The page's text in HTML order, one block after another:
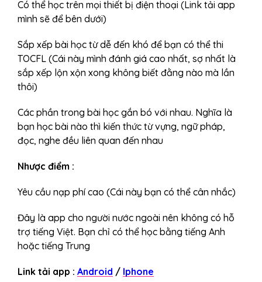
Có thể học trên mọi thiết bị điện thoại (Link tải app
mình sẽ để bên dưới)
Sắp xếp bài học từ dễ đến khó để bạn có thể thi
TOCFL (Cái này mình đánh giá cao nhất, sợ nhất là
sắp xếp lộn xộn xong không biết đằng nào mà lần
thôi)
Các phần trong bài học gắn bó với nhau. Nghĩa là
bạn học bài nào thì kiến thức từ vựng, ngữ pháp,
đọc, nghe đều liên quan đến nhau
Nhược điểm :
Yêu cầu nạp phí cao (Cái này bạn có thể cân nhắc)
Đây là app cho người nước ngoài nên không có hỗ
trợ tiếng Việt. Bạn chỉ có thể học bằng tiếng Anh
hoặc tiếng Trung
Link tải app : Android / Iphone